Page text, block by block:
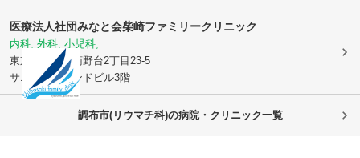
医療法人社団みなと会柴崎ファミリークリニック
内科, 外科, 小児科, ...
東京都調布市 菊野台2丁目23-5
サニーアイランドビル3階
調布市(リウマチ科)の病院・クリニック一覧